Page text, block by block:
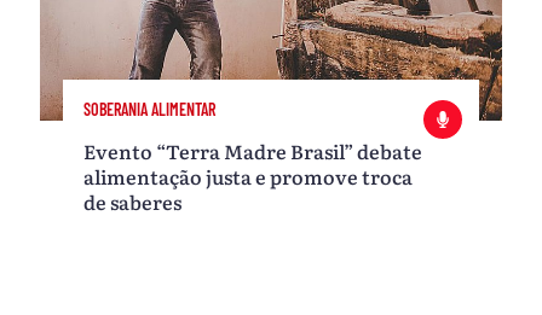
SOBERANIA ALIMENTAR
Evento “Terra Madre Brasil” debate
alimentação justa e promove troca
de saberes